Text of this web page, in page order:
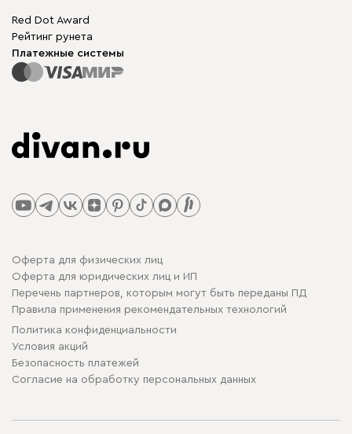
Red Dot Award
Рейтинг рунета
Платежные системы
Оферта для физических лиц
Оферта для юридических лиц и ИП
Перечень партнеров, которым могут быть переданы ПД
Правила применения рекомендательных технологий
Политика конфиденциальности
Условия акций
Безопасность платежей
Cогласие на обработку персональных данных